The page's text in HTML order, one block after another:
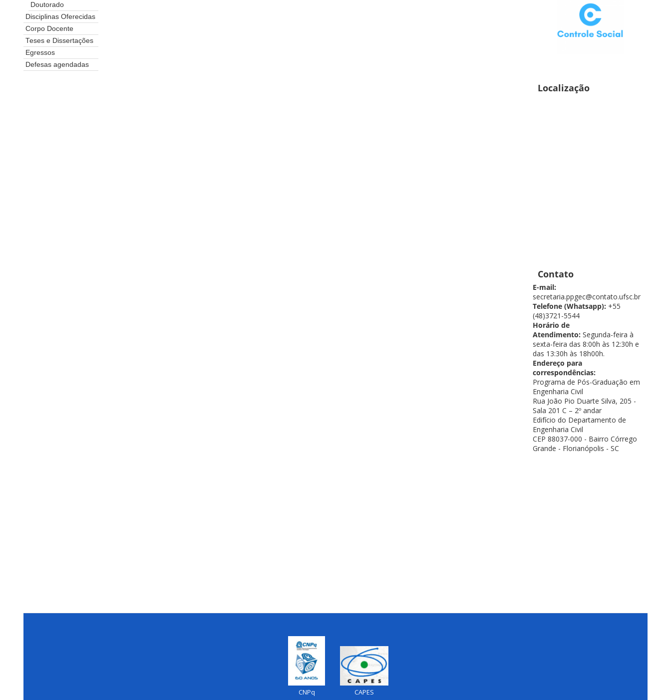
Doutorado
Disciplinas Oferecidas
Corpo Docente
Teses e Dissertações
Egressos
Defesas agendadas
Localização
Contato
E-mail:
secretaria.ppgec@contato.ufsc.br
Telefone (Whatsapp): +55
(48)3721-5544
Horário de
Atendimento: Segunda-feira à
sexta-feira das 8:00h às 12:30h e
das 13:30h às 18h00h.
Endereço para
correspondências:
Programa de Pós-Graduação em
Engenharia Civil
Rua João Pio Duarte Silva, 205 -
Sala 201 C – 2º andar
Edifício do Departamento de
Engenharia Civil
CEP 88037-000 - Bairro Córrego
Grande - Florianópolis - SC
CNPq CAPES